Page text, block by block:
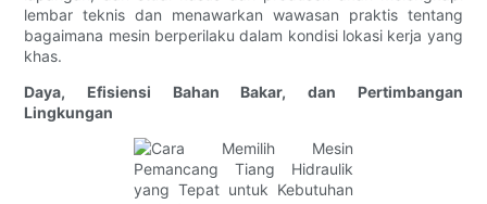
lembar teknis dan menawarkan wawasan praktis tentang
bagaimana mesin berperilaku dalam kondisi lokasi kerja yang
khas.
Daya, Efisiensi Bahan Bakar, dan Pertimbangan
Lingkungan